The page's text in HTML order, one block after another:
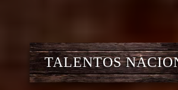
TALENTOS